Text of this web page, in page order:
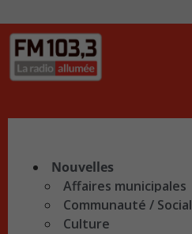
Nouvelles
Affaires municipales
Communauté / Social
Culture